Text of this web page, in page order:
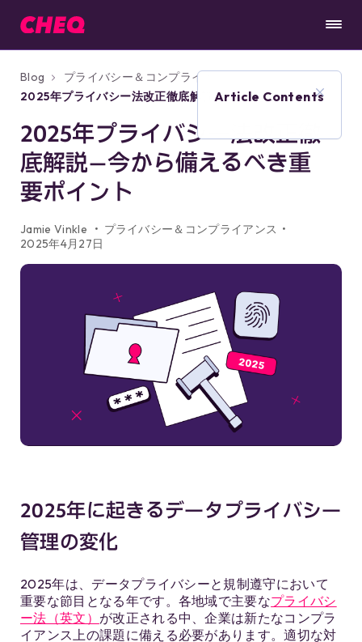
Blog
プライバシー＆コンプライアンス
2025年プライバシー法改正徹底解説—今から備
2025年プライバシー法改正徹
底解説—今から備えるべき重
要ポイント
Jamie Vinkle
プライバシー＆コンプライアンス
2025年4月27日
2025年に起きるデータプライバシー
管理の変化
2025年は、データプライバシーと規制遵守において
重要な節目となる年です。各地域で主要なプライバシ
ー法（英文） が改正される中、企業は新たなコンプラ
イアンス上の課題に備える必要があります。適切な対
Article Contents